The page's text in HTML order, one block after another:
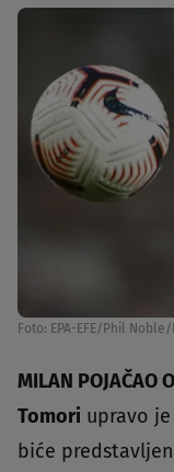
Foto: EPA-EFE/Phil Noble/
MILAN POJAČAO
Tomori upravo
biće